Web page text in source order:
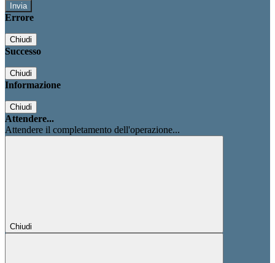
Errore
Chiudi
Successo
Chiudi
Informazione
Chiudi
Attendere...
Attendere il completamento dell'operazione...
Chiudi